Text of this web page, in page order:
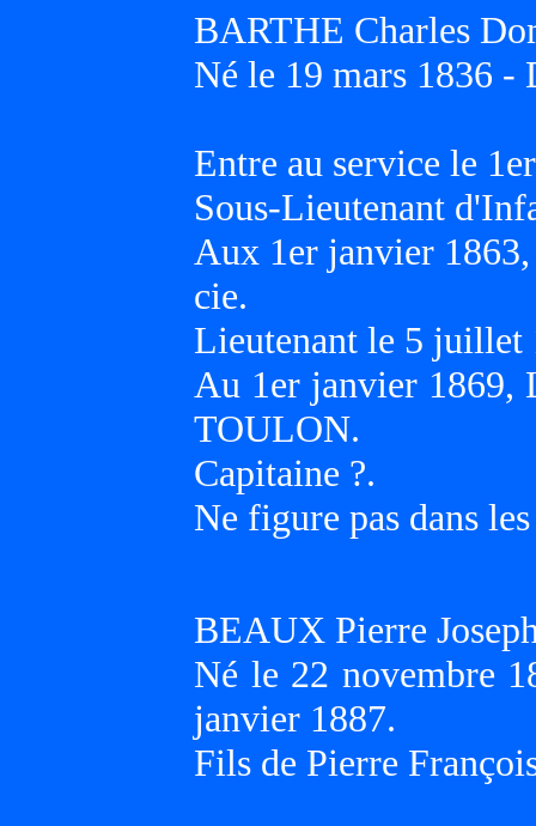
BARTHE Charles
Né le 19 mars 1836 -
Entre au service le
Sous-Lieutenant
Aux 1er janvier
cie.
Lieutenant le 5 juillet
Au 1er janvier 1869,
TOULON.
Capitaine ?.
Ne figure pas dans
BEAUX Pierre
Né le 22 novembre
janvier 1887.
Fils de Pierre